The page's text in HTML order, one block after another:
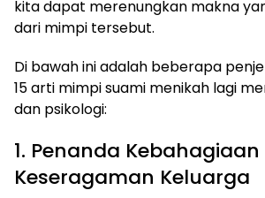
kita dapat merenungkan makna
dari mimpi tersebut.
Di bawah ini adalah beberapa
15 arti mimpi suami menikah lagi
dan psikologi:
1. Penanda
Keseragaman Keluarga